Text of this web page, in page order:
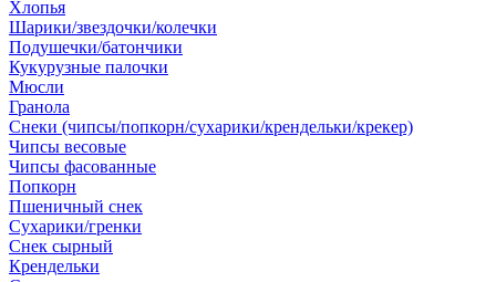
Хлопья
Шарики/звездочки/колечки
Подушечки/батончики
Кукурузные палочки
Мюсли
Гранола
Снеки (чипсы/попкорн/сухарики/крендельки/крекер)
Чипсы весовые
Чипсы фасованные
Попкорн
Пшеничный снек
Сухарики/гренки
Снек сырный
Крендельки